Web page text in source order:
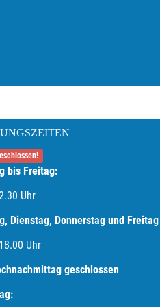
bis Freitag:
Uhr
Dienstag, Donnerstag und Freitag
Uhr
geschlossen